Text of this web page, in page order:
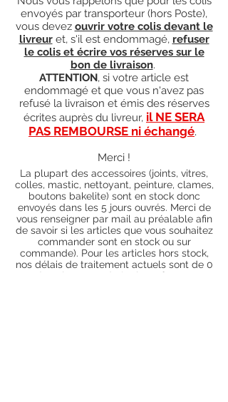
envoyés par transporteur (hors Poste),
vous devez ouvrir votre colis devant le
livreuret, s'il est endommagé, refuser
le colis et écrire vos réserves sur le
bon de livraison.
ATTENTION, si votre article est
endommagé et que vous n'avez pas
refusé la livraison et émis des réserves
écrites auprès du livreur, il NE SERA
PAS REMBOURSE ni échangé.
Merci !
La plupart des accessoires (joints, vitres,
colles, mastic, nettoyant, peinture, clames,
boutons bakelite) sont en stock donc
envoyés dans les 5 jours ouvrés. Merci de
vous renseigner par mail au préalable afin
de savoir si les articles que vous souhaitez
commander sont en stock ou sur
commande). Pour les articles hors stock,
nos délais de traitement actuels sont de 0
à 90 jours ouvrés (15 jours francs